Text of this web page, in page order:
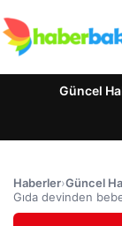
Güncel
Haberler›Güncel
Gıda devinden